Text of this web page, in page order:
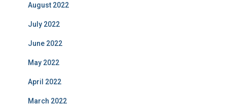
August 2022
July 2022
June 2022
May 2022
April 2022
March 2022